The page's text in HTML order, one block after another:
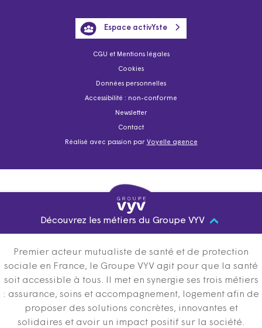
CGU et Mentions légales
Cookies
Données personnelles
Accessibilité : non-conforme
Newsletter
Contact
Réalisé avec passion par Voyelle agence
Espace activYste
Découvrez les métiers du Groupe VYV
Premier acteur mutualiste de santé et de protection
sociale en France, le Groupe VYV agit pour que la santé
soit accessible à tous. Il met en synergie ses trois métiers
: assurance, soins et accompagnement, logement afin de
proposer des solutions concrètes, innovantes et
solidaires et avoir un impact positif sur la société.